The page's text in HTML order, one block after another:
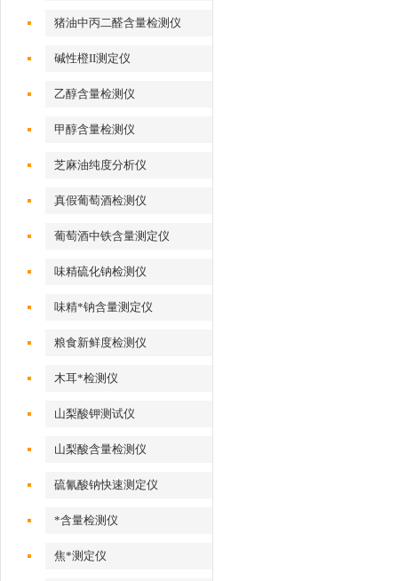
猪油中丙二醛含量检测仪
碱性橙II测定仪
乙醇含量检测仪
甲醇含量检测仪
芝麻油纯度分析仪
真假葡萄酒检测仪
葡萄酒中铁含量测定仪
味精硫化钠检测仪
味精*钠含量测定仪
粮食新鲜度检测仪
木耳*检测仪
山梨酸钾测试仪
山梨酸含量检测仪
硫氰酸钠快速测定仪
*含量检测仪
焦*测定仪